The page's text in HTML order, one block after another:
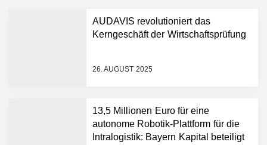
AUDAVIS revolutioniert das
Kerngeschäft der Wirtschaftsprüfung
26. AUGUST 2025
13,5 Millionen Euro für eine
autonome Robotik-Plattform für die
Intralogistik: Bayern Kapital beteiligt
Portrait